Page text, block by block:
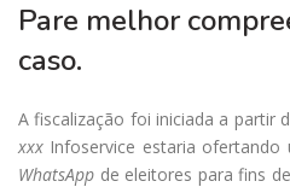
Pare melhor
caso.
A fiscalização foi iniciada a partir
xxx Infoservice estaria
WhatsApp de eleitores para fins